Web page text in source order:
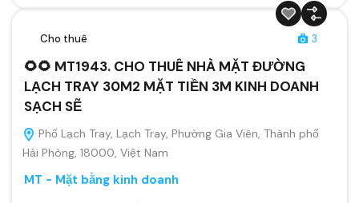
Cho thuê 3
🌻🌻 MT1943. CHO THUÊ NHÀ MẶT ĐƯỜNG
LẠCH TRAY 30M2 MẶT TIỀN 3M KINH DOANH
SẠCH SẼ
Phố Lạch Tray, Lạch Tray, Phường Gia Viên, Thành phố
Hải Phòng, 18000, Việt Nam
MT - Mặt bằng kinh doanh